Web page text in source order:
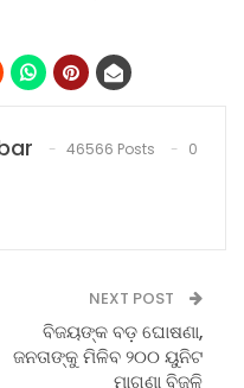
46566 Posts
0
NEXT POST
ବିଜୟଙ୍କ ବଡ଼ ଘୋଷଣା,
ଜନତାଙ୍କୁ ମିଳିବ ୨୦୦ ୟୁନିଟ
ମାଗଣା ବିଜୁଳି